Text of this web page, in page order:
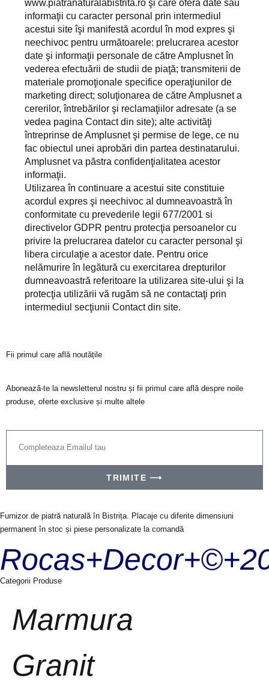
www.piatranaturalabistrita.ro şi care oferă date sau
informaţii cu caracter personal prin intermediul
acestui site îşi manifestă acordul în mod expres şi
neechivoc pentru următoarele: prelucrarea acestor
date şi informaţii personale de către Amplusnet în
vederea efectuării de studii de piaţă; transmiterii de
materiale promoţionale specifice operaţiunilor de
marketing direct; soluţionarea de către Amplusnet a
cererilor, întrebărilor şi reclamaţiilor adresate (a se
vedea pagina Contact din site); alte activităţi
întreprinse de Amplusnet şi permise de lege, ce nu
fac obiectul unei aprobări din partea destinatarului.
Amplusnet va păstra confidenţialitatea acestor
informaţii.
Utilizarea în continuare a acestui site constituie
acordul expres şi neechivoc al dumneavoastră în
conformitate cu prevederile legii 677/2001 si
directivelor GDPR pentru protecţia persoanelor cu
privire la prelucrarea datelor cu caracter personal şi
libera circulaţie a acestor date. Pentru orice
nelămurire în legătură cu exercitarea drepturilor
dumneavoastră referitoare la utilizarea site-ului şi la
protecţia utilizării vă rugăm să ne contactaţi prin
intermediul secţiunii Contact din site.
Fii primul care află noutățile
Abonează-te la newsletterul nostru și fii primul care află despre noile
produse, oferte exclusive și multe altele
TRIMITE ⟶
Furnizor de piatră naturală în Bistrița. Placaje cu diferite dimensiuni
permanent în stoc și piese personalizate la comandă
Categorii Produse
Marmura
Granit